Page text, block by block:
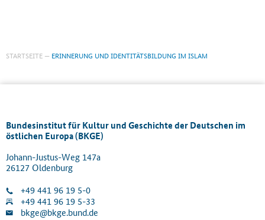
STARTSEITE ERINNERUNG UND IDENTITÄTSBILDUNG IM ISLAM
Bundesinstitut für Kultur und Geschichte der Deutschen im
östlichen Europa (BKGE)
Johann-Justus-Weg 147a
26127 Oldenburg
+49 441 96 19 5-0
+49 441 96 19 5-33
bkge@bkge.bund.de